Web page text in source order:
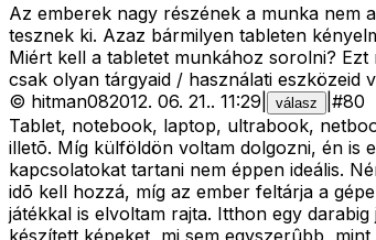
Az emberek nagy részének a munka nem
tesznek ki. Azaz bármilyen tableten
Miért kell a tabletet munkához sorolni? Ezt
csak olyan tárgyaid / használati eszközeid
© hitman082012. 06. 21.. 11:29 válasz #80
Tablet, notebook, laptop, ultrabook,
illetõ. Míg külföldön voltam dolgozni, én is
kapcsolatokat tartani nem éppen ideális.
idõ kell hozzá, míg az ember feltárja a
játékkal is elvoltam rajta. Itthon egy
készített képeket, mi sem egyszerûbb,